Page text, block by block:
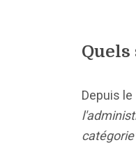
Depuis